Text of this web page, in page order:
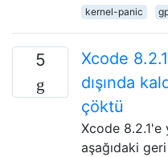
kernel-panic
5
Xcode
dışında
çöktü
Xcode
aşağıdaki